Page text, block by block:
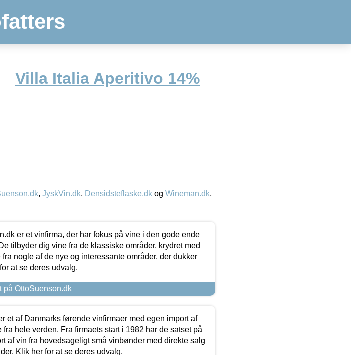
Villa Italia Aperitivo 14%
, JyskVin.dk, Densidsteflaske.dk og Wineman.dk,
er et vinfirma, der har fokus på vine i den gode ende
tilbyder dig vine fra de klassiske områder, krydret med
fra nogle af de nye og interessante områder, der dukker
at se deres udvalg.
på OttoSuenson.dk
et af Danmarks førende vinfirmaer med egen import af
fra hele verden. Fra firmaets start i 1982 har de satset på
af vin fra hovedsageligt små vinbønder med direkte salg
Klik her for at se deres udvalg.